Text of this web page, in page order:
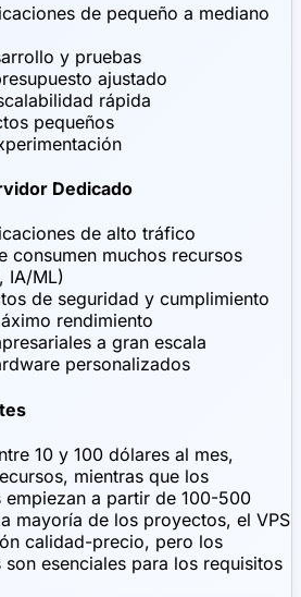
de pequeño a mediano
y pruebas
ajustado
rápida
pequeños
Dedicado
de alto tráfico
consumen muchos recursos
IA/ML)
de seguridad y cumplimiento
rendimiento
a gran escala
personalizados
10 y 100 dólares al mes,
mientras que los
a partir de 100-500
mayoría de los proyectos, el VPS
calidad-precio, pero los
esenciales para los requisitos